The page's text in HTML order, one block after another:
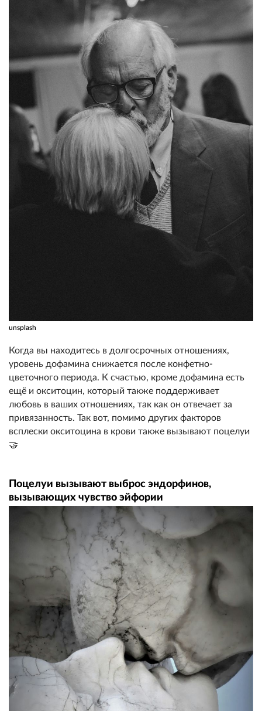
unsplash
Когда вы находитесь в долгосрочных отношениях,
уровень дофамина снижается после конфетно-
цветочного периода. К счастью, кроме дофамина есть
ещё и окситоцин, который также поддерживает
любовь в ваших отношениях, так как он отвечает за
привязанность. Так вот, помимо других факторов
всплески окситоцина в крови также вызывают поцелуи
🤝
Поцелуи вызывают выброс эндорфинов,
вызывающих чувство эйфории